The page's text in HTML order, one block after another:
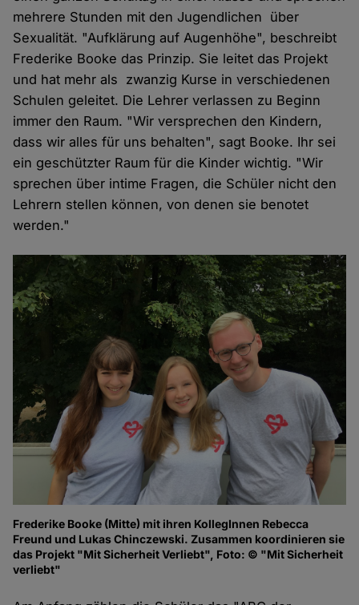
mehrere Stunden mit den Jugendlichen über
Sexualität. "Aufklärung auf Augenhöhe", beschreibt
Frederike Booke das Prinzip. Sie leitet das Projekt
und hat mehr als zwanzig Kurse in verschiedenen
Schulen geleitet. Die Lehrer verlassen zu Beginn
immer den Raum. "Wir versprechen den Kindern,
dass wir alles für uns behalten", sagt Booke. Ihr sei
ein geschützter Raum für die Kinder wichtig. "Wir
sprechen über intime Fragen, die Schüler nicht den
Lehrern stellen können, von denen sie benotet
werden."
Frederike Booke (Mitte) mit ihren KollegInnen Rebecca
Freund und Lukas Chinczewski. Zusammen koordinieren sie
das Projekt "Mit Sicherheit Verliebt", Foto: © "Mit Sicherheit
verliebt"